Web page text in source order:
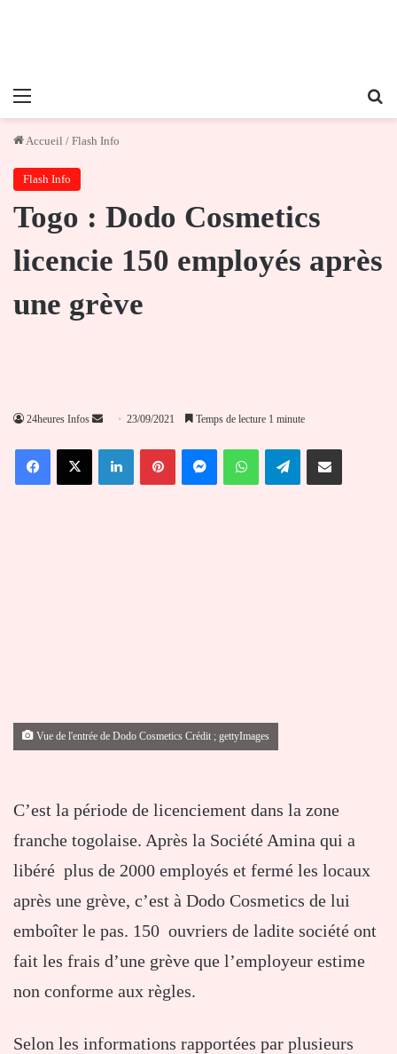
Menu
Accueil / Flash Info
Flash Info
Togo : Dodo Cosmetics
licencie 150 employés après
une grève
24heures Infos
Envoyer
courriel
23/09/2021 Temps de lecture 1 minute
FacebookX LinkedinPinterestMessengerWhatsAppTelegramPartager par email
Vue de l'entrée de Dodo Cosmetics Crédit ; gettyImages
C’est la période de licenciement dans la zone
franche togolaise. Après la Société Amina qui a
libéré plus de 2000 employés et fermé les locaux
après une grève, c’est à Dodo Cosmetics de lui
emboîter le pas. 150 ouvriers de ladite société ont
fait les frais d’une grève que l’employeur estime
non conforme aux règles.
Selon les informations rapportées par plusieurs